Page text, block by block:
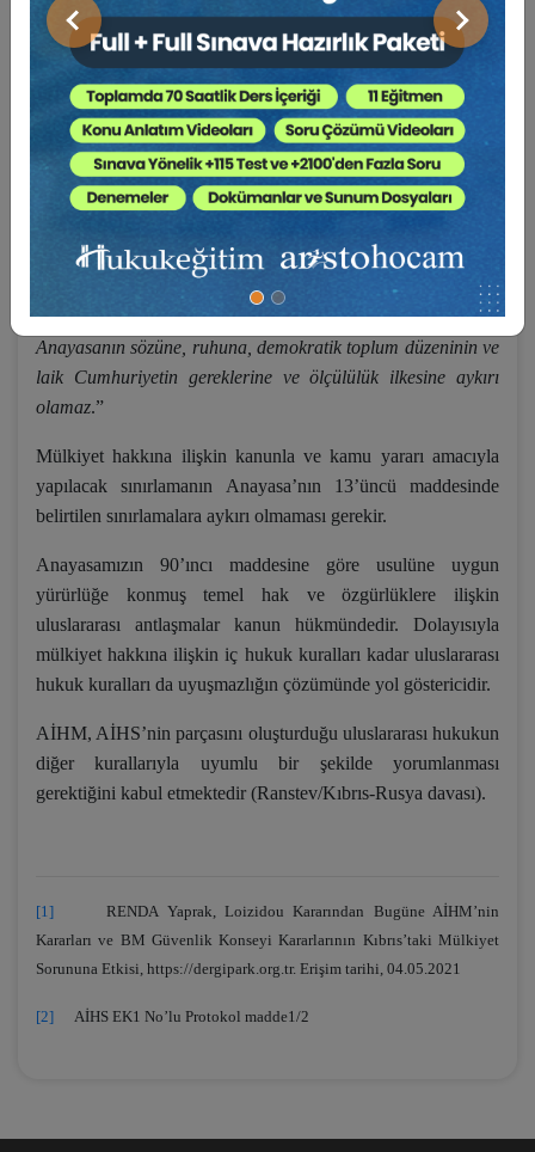
Önceki Sonraki
hakkından yoksun bırakılabilir”.
Anayasamızın 35’inci maddesine göre, mülkiyet hakkı,
kanunla ve kamu yararı amacıyla kısıtlanabilir. Mülkiyet
hakkının kullanılması toplum yararına aykırı olamaz.
Anayasamızın 13’üncü maddesinde temel hak ve
özgürlüklerin sınırlandırılması düzenlenmiştir.
“Temel hak ve hürriyetler, özlerine dokunulmaksızın yalnızca
Anayasanın ilgili maddelerinde belirtilen sebeplere bağlı
olarak ve ancak kanunla kısıtlanabilir. Bu sınırlamalar,
Anayasanın sözüne, ruhuna, demokratik toplum düzeninin ve
laik Cumhuriyetin gereklerine ve ölçülülük ilkesine aykırı
olamaz.”
Mülkiyet hakkına ilişkin kanunla ve kamu yararı amacıyla
yapılacak sınırlamanın Anayasa’nın 13’üncü maddesinde
belirtilen sınırlamalara aykırı olmaması gerekir.
Anayasamızın 90’ıncı maddesine göre usulüne uygun
yürürlüğe konmuş temel hak ve özgürlüklere ilişkin
uluslararası antlaşmalar kanun hükmündedir. Dolayısıyla
mülkiyet hakkına ilişkin iç hukuk kuralları kadar uluslararası
hukuk kuralları da uyuşmazlığın çözümünde yol göstericidir.
AİHM, AİHS’nin parçasını oluşturduğu uluslararası hukukun
diğer kurallarıyla uyumlu bir şekilde yorumlanması
gerektiğini kabul etmektedir (Ranstev/Kıbrıs-Rusya davası).
[1] RENDA Yaprak, Loizidou Kararından Bugüne AİHM’nin
Kararları ve BM Güvenlik Konseyi Kararlarının Kıbrıs’taki Mülkiyet
Sorununa Etkisi, https://dergipark.org.tr. Erişim tarihi, 04.05.2021
[2] AİHS EK1 No’lu Protokol madde1/2